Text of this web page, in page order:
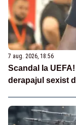
7 aug. 2026, 18:56
Scandal la
derapajul sexist